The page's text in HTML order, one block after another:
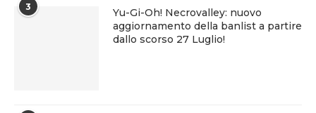
3
Yu-Gi-Oh! Necrovalley: nuovo
aggiornamento della banlist a partire
dallo scorso 27 Luglio!